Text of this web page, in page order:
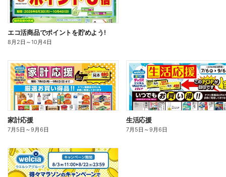
エコ活商品でポイントを貯めよう!
8月2日 ～10月4日
家計応援
7月5日 ～9月6日
生活応援
7月5日 ～9月6日